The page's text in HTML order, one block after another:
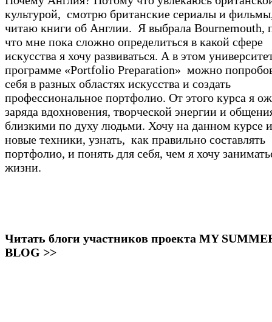
культурой, смотрю британские сериалы и
читаю книги об Англии. Я выбрала Bournemouth,
что мне пока сложно определиться в какой сфере
искусства я хочу развиваться. А в этом
программе «Portfolio Preparation» можно
себя в разных областях искусства и создать
профессиональное портфолио. От этого курса я
заряда вдохновения, творческой энергии и
близкими по духу людьми. Хочу на данном курсе
новые техники, узнать, как правильно составлять
портфолио, и понять для себя, чем я хочу
жизни.
Читать блоги участников проекта MY
BLOG >>